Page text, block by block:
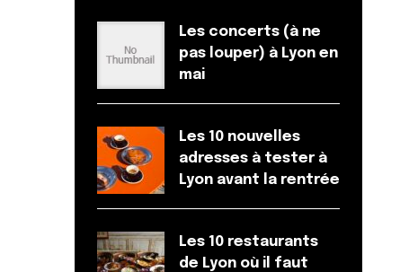
Les concerts (à ne
pas louper) à Lyon en
mai
Les 10 nouvelles
adresses à tester à
Lyon avant la rentrée
Les 10 restaurants
de Lyon où il faut